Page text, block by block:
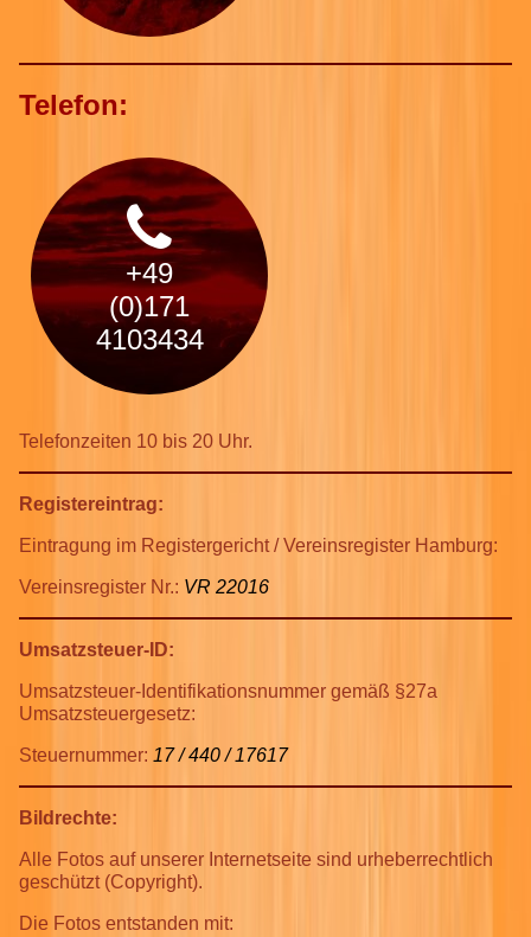
Telefon:
+49
(0)171
4103434
Telefonzeiten 10 bis 20 Uhr.
Registereintrag:
Eintragung im Registergericht / Vereinsregister Hamburg:
Vereinsregister Nr.: VR 22016
Umsatzsteuer-ID:
Umsatzsteuer-Identifikationsnummer gemäß §27a
Umsatzsteuergesetz:
Steuernummer: 17 / 440 / 17617
Bildrechte:
Alle Fotos auf unserer Internetseite sind urheberrechtlich
geschützt (Copyright).
Die Fotos entstanden mit: